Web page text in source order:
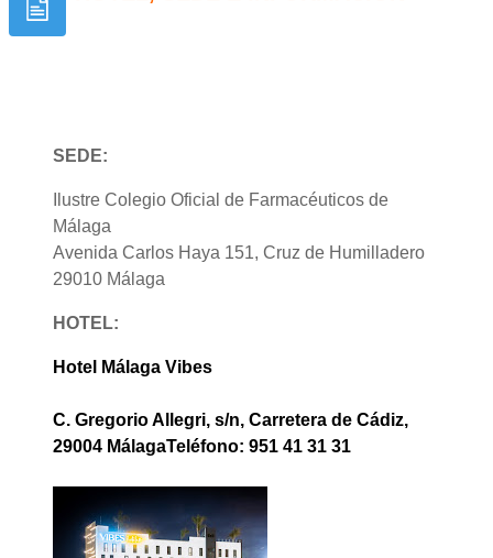
SEDE:
Ilustre Colegio Oficial de Farmacéuticos de
Málaga
Avenida Carlos Haya 151, Cruz de Humilladero
29010 Málaga
HOTEL:
Hotel Málaga Vibes
C. Gregorio Allegri, s/n, Carretera de Cádiz,
29004 MálagaTeléfono: 951 41 31 31